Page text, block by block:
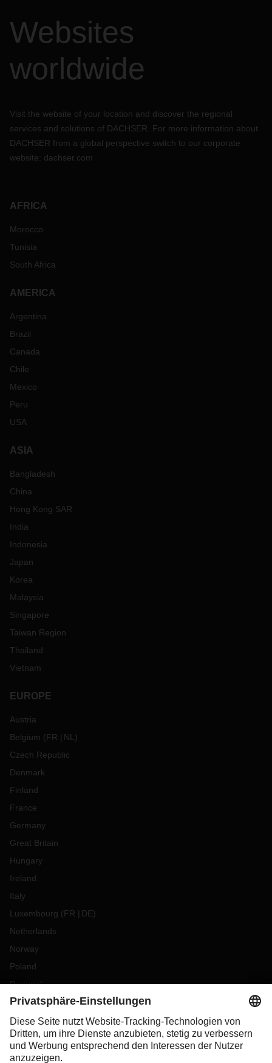
Websites
worldwide
Visit the website of your location and discover the regional
services and solutions of DACHSER. For more information about
DACHSER from a global perspective switch to our corporate
website: dachser.com
AFRICA
Morocco
Tunisia
South Africa
AMERICA
Argentina
Brazil
Canada
Chile
Mexico
Peru
USA
ASIA
Bangladesh
China
Hong Kong SAR
India
Indonesia
Japan
Korea
Malaysia
Singapore
Taiwan Region
Thailand
Vietnam
EUROPE
Austria
Belgium (FR NL )
Czech Republic
Denmark
Finland
France
Germany
Great Britain
Hungary
Ireland
Italy
Luxembourg (FR DE)
Netherlands
Norway
Poland
Portugal
Romania
Slovakia
Spain
Sweden